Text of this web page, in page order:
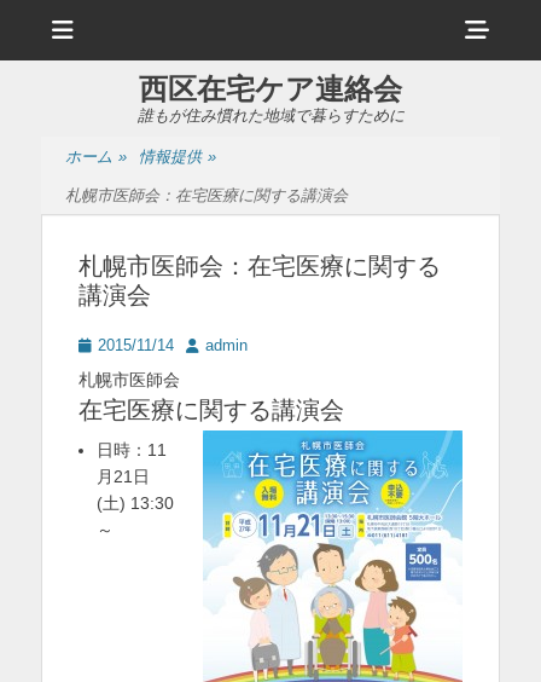
ュ
ヘ
ッ
イ
西区在宅ケア連絡会
誰もが住み慣れた地域で暮らすために
ホーム » 情報提供 »
札幌市医師会：在宅医療に関する講演会
札幌市医師会：在宅医療に関する
講演会
投
稿
日
2015/11/14
投 admin
札幌市医師会
在宅医療に関する講演会
日時：11
月21日
(土) 13:30
～